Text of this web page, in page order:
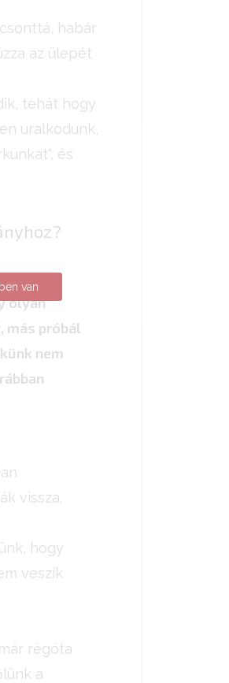
habár
az ülepét
tehát hogy
uralkodunk,
és
olyan
más próbál
nem
vissza.
hogy
veszik
régóta
a
van